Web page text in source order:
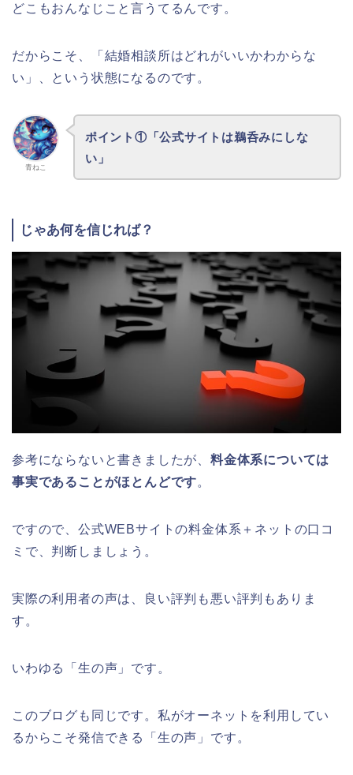
どこもおんなじこと言うてるんです。
だからこそ、「結婚相談所はどれがいいかわからな
い」、という状態になるのです。
青ねこ
ポイント①「公式サイトは鵜呑みにしな
い」
じゃあ何を信じれば？
参考にならないと書きましたが、 料金体系については
事実であることがほとんどです。
ですので、公式WEBサイトの料金体系＋ネットの口コ
ミで、判断しましょう。
実際の利用者の声は、良い評判も悪い評判もありま
す。
いわゆる「生の声」です。
このブログも同じです。私がオーネットを利用してい
るからこそ発信できる「生の声」です。